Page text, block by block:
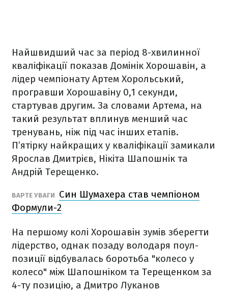
Найшвидший час за період 8-хвилинної
кваліфікації показав Домінік Хорошавін, а
лідер чемпіонату Артем Хорольський,
програвши Хорошавіну 0,1 секунди,
стартував другим. За словами Артема, на
такий результат вплинув менший час
тренувань, ніж під час інших етапів.
П’ятірку найкращих у кваліфікації замикали
Ярослав Дмитрієв, Нікіта Шапошнік та
Андрій Терещенко.
ВАРТЕ УВАГИ
Син Шумахера став чемпіоном
Формули-2
На першому колі Хорошавін зумів зберегти
лідерство, однак позаду володаря поул-
позиції відбувалась боротьба "колесо у
колесо" між Шапошніком та Терещенком за
4-ту позицію, а Дмитро Луканов